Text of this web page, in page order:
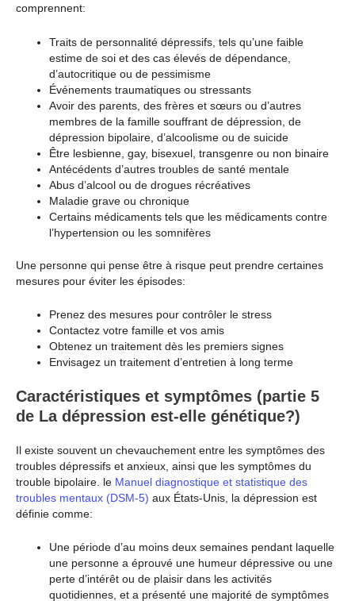
comprennent:
Traits de personnalité dépressifs, tels qu’une faible
estime de soi et des cas élevés de dépendance,
d’autocritique ou de pessimisme
Événements traumatiques ou stressants
Avoir des parents, des frères et sœurs ou d’autres
membres de la famille souffrant de dépression, de
dépression bipolaire, d’alcoolisme ou de suicide
Être lesbienne, gay, bisexuel, transgenre ou non binaire
Antécédents d’autres troubles de santé mentale
Abus d’alcool ou de drogues récréatives
Maladie grave ou chronique
Certains médicaments tels que les médicaments contre
l’hypertension ou les somnifères
Une personne qui pense être à risque peut prendre certaines
mesures pour éviter les épisodes:
Prenez des mesures pour contrôler le stress
Contactez votre famille et vos amis
Obtenez un traitement dès les premiers signes
Envisagez un traitement d’entretien à long terme
Caractéristiques et symptômes (partie 5
de La dépression est-elle génétique?)
Il existe souvent un chevauchement entre les symptômes des
troubles dépressifs et anxieux, ainsi que les symptômes du
trouble bipolaire. le Manuel diagnostique et statistique des
troubles mentaux (DSM-5) aux États-Unis, la dépression est
définie comme:
Une période d’au moins deux semaines pendant laquelle
une personne a éprouvé une humeur dépressive ou une
perte d’intérêt ou de plaisir dans les activités
quotidiennes, et a présenté une majorité de symptômes